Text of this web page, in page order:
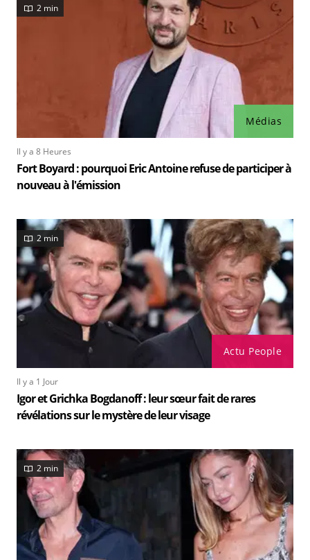
Médias
2 min
Il y a 8 Heures
Fort Boyard : pourquoi Eric Antoine refuse de participer à
nouveau à l'émission
Actu People
2 min
Il y a 1 Jour
Igor et Grichka Bogdanoff : leur sœur fait de rares
révélations sur le mystère de leur visage
2 min